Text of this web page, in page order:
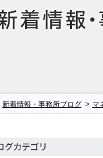
新着情報・事務所ブログ > マ